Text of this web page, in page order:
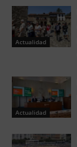
Actualidad
Actualidad